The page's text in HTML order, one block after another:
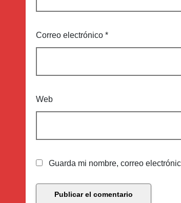
Correo electrónico *
Web
Guarda mi nombre, correo